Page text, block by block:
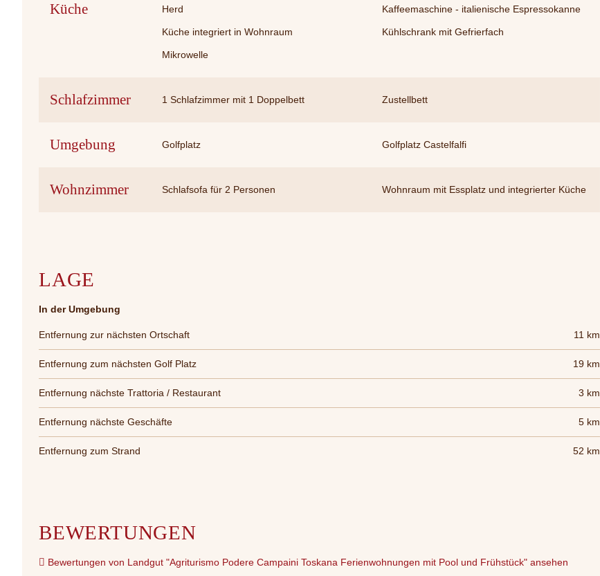
Küche Herd Kaffeemaschine - italienische Espressokanne
Küche integriert in Wohnraum Kühlschrank mit Gefrierfach
Mikrowelle
Schlafzimmer 1 Schlafzimmer mit 1 Doppelbett Zustellbett
Umgebung Golfplatz Golfplatz Castelfalfi
Wohnzimmer Schlafsofa für 2 Personen Wohnraum mit Essplatz und integrierter Küche
LAGE
In der Umgebung
Entfernung zur nächsten Ortschaft 11 km
Entfernung zum nächsten Golf Platz 19 km
Entfernung nächste Trattoria / Restaurant 3 km
Entfernung nächste Geschäfte 5 km
Entfernung zum Strand 52 km
BEWERTUNGEN
Bewertungen von Landgut "Agriturismo Podere Campaini Toskana Ferienwohnungen mit Pool und Frühstück" ansehen